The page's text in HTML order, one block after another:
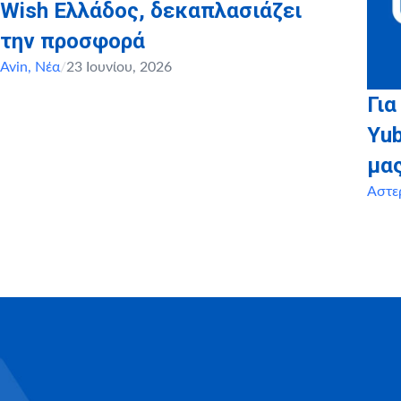
Wish Ελλάδος, δεκαπλασιάζει
την προσφορά
Avin, Νέα/23 Ιουνίου, 2026